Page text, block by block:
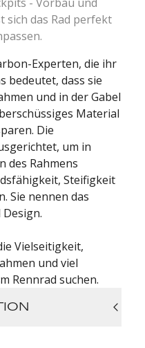
sich das Rad perfekt
Experten, die ihr
bedeutet, dass sie
und in der Gabel
Material
Die
um in
des Rahmens
Steifigkeit
Sie nennen das
Vielseitigkeit,
und viel
Rennrad suchen.